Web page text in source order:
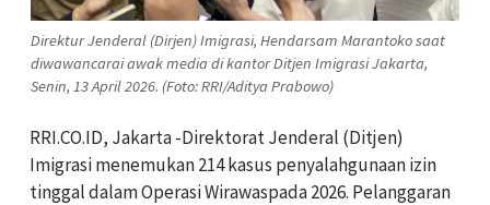
Direktur Jenderal (Dirjen) Imigrasi, Hendarsam Marantoko saat
diwawancarai awak media di kantor Ditjen Imigrasi Jakarta,
Senin, 13 April 2026. (Foto: RRI/Aditya Prabowo)
RRI.CO.ID, Jakarta -Direktorat Jenderal (Ditjen)
Imigrasi menemukan 214 kasus penyalahgunaan izin
tinggal dalam Operasi Wirawaspada 2026. Pelanggaran